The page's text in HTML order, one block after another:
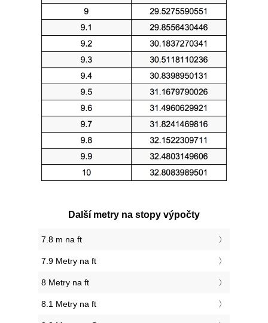
Další metry na stopy výpočty
7.8 m na ft
7.9 Metry na ft
8 Metry na ft
8.1 Metry na ft